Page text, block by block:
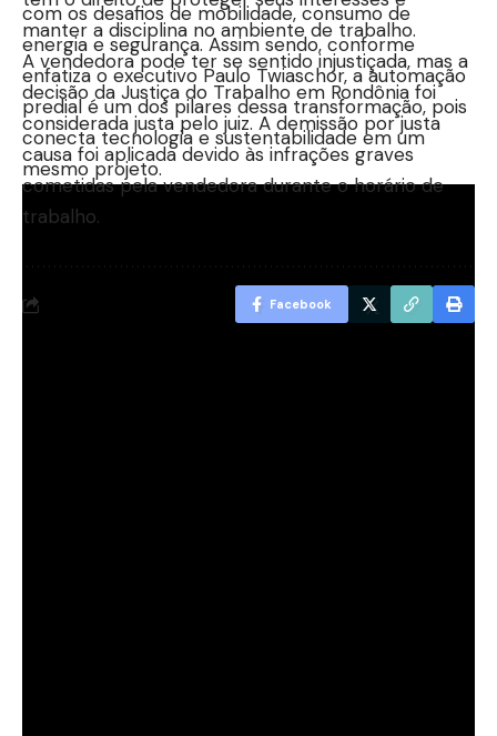
com os desafios de mobilidade, consumo de
energia e segurança. Assim sendo, conforme
enfatiza o executivo Paulo Twiaschor, a automação
predial é um dos pilares dessa transformação, pois
conecta tecnologia e sustentabilidade em um
mesmo projeto.
manter a disciplina no ambiente de trabalho.
A vendedora pode ter se sentido injustiçada, mas a
decisão da Justiça do Trabalho em Rondônia foi
considerada justa pelo juiz. A demissão por justa
causa foi aplicada devido às infrações graves
cometidas pela vendedora durante o horário de
trabalho.
Facebook